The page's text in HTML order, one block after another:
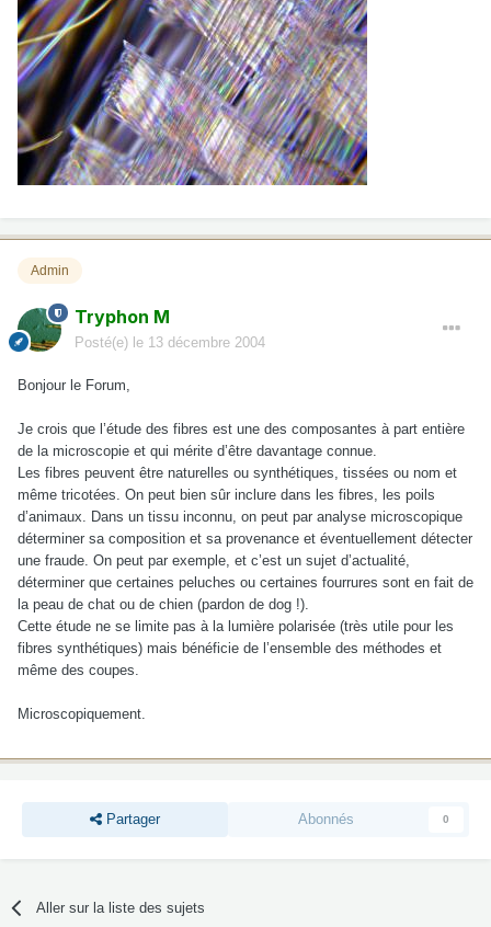
Admin
Tryphon M
Posté(e) le 13 décembre 2004
Bonjour le Forum,
Je crois que l’étude des fibres est une des composantes à part entière
de la microscopie et qui mérite d’être davantage connue.
Les fibres peuvent être naturelles ou synthétiques, tissées ou nom et
même tricotées. On peut bien sûr inclure dans les fibres, les poils
d’animaux. Dans un tissu inconnu, on peut par analyse microscopique
déterminer sa composition et sa provenance et éventuellement détecter
une fraude. On peut par exemple, et c’est un sujet d’actualité,
déterminer que certaines peluches ou certaines fourrures sont en fait de
la peau de chat ou de chien (pardon de dog !).
Cette étude ne se limite pas à la lumière polarisée (très utile pour les
fibres synthétiques) mais bénéficie de l’ensemble des méthodes et
même des coupes.
Microscopiquement.
Partager Abonnés 0
Aller sur la liste des sujets